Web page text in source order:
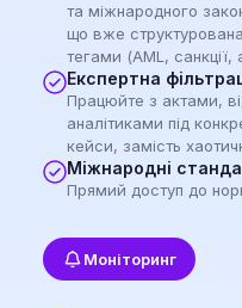
та міжнародного
що вже
тегами (AML, санкції,
Експертна
Працюйте з актами,
аналітиками під
кейси, замість
Міжнародні
Прямий доступ до
Моніторинг